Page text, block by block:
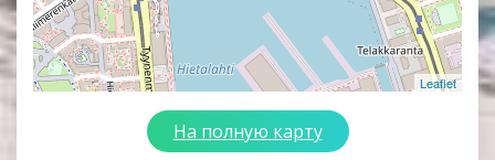
Leaflet
На полную карту